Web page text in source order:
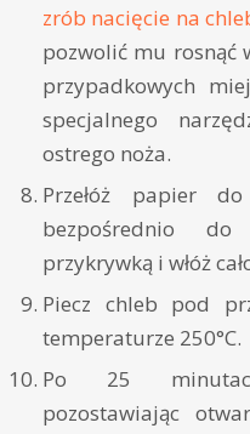
zrób nacięcie na
pozwolić mu rosnąć
przypadkowych
specjalnego
ostrego noża.
Przełóż papier
bezpośrednio
przykrywką i włóż
Piecz chleb pod
temperaturze 250°C.
Po 25
pozostawiając